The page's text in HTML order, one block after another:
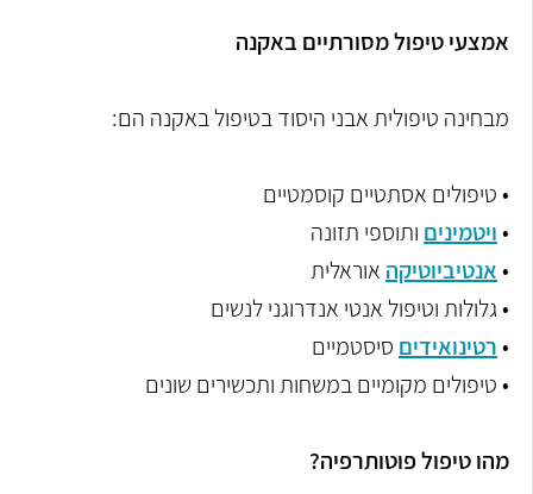
אמצעי טיפול מסורתיים באקנה
מבחינה טיפולית אבני היסוד בטיפול באקנה הם:
• טיפולים אסתטיים קוסמטיים
•ויטמינים ותוספי תזונה
•אנטיביוטיקה אוראלית
• גלולות וטיפול אנטי אנדרוגני לנשים
•רטינואידים סיסטמיים
• טיפולים מקומיים במשחות ותכשירים שונים
מהו טיפול פוטותרפיה?